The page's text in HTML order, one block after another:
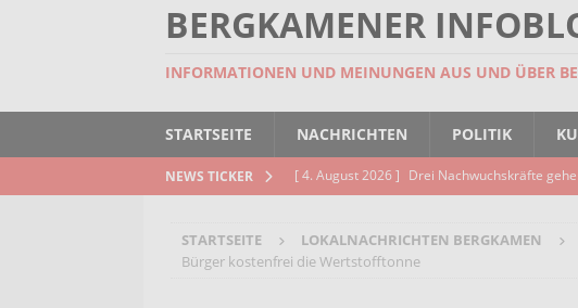
BERGKAMENER
INFORMATIONEN UND MEINUNGEN AUS UND ÜBER
STARTSEITE NACHRICHTEN POLITIK
NEWS TICKER [ 4. August 2026 ] Drei Nachwuchskräfte
[ 4. August 2026 ] Blues mit Herz, Seele und
STARTSEITE LOKALNACHRICHTEN BERGKAMEN
Bürger kostenfrei die Wertstofftonne